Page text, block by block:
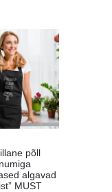
põll
algavad
MUST